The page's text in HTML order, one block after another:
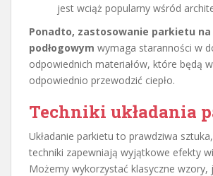
jest wciąż popularny wśród
Ponadto, zastosowanie parkietu
podłogowym wymaga staranności w
odpowiednich materiałów, które będą
odpowiednio przewodzić ciepło.
Techniki układania
Układanie parkietu to prawdziwa
techniki zapewniają wyjątkowe efekty
Możemy wykorzystać klasyczne wzory,